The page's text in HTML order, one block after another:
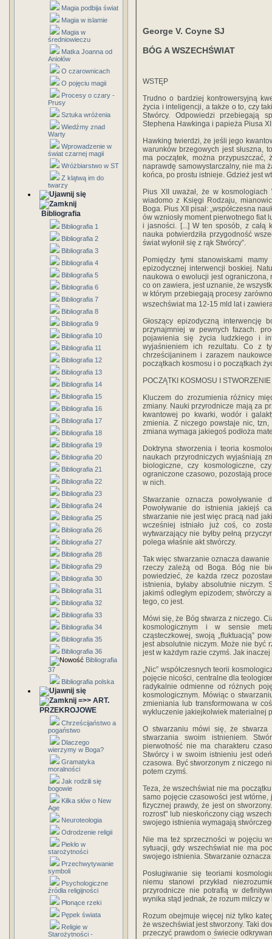
Magia podbija świat
Magia w islamie
Magia w
średniowieczu
Matka Joanna od
Aniołów
O czarownicach
O pojęciu magii
Procesy o czary -
Prusy
Sztuka wróżenia
Wiedźmy znad
Warty
Wprowadzenie w
świat czarnej magii
Wróżbiarstwo w ST
Z klątwą im do
twarzy
Bibliografia
Bibliografia 1
Bibliografia 2
Bibliografia 3
Bibliografia 4
Bibliografia 5
Bibliografia 6
Bibliografia 7
Bibliografia 8
Bibliografia 9
Bibliografia 10
Bibliografia 11
Bibliografia 12
Bibliografia 13
Bibliografia 14
Bibliografia 15
Bibliografia 16
Bibliografia 17
Bibliografia 18
Bibliografia 19
Bibliografia 20
Bibliografia 21
Bibliografia 22
Bibliografia 23
Bibliografia 24
Bibliografia 25
Bibliografia 26
Bibliografia 27
Bibliografia 28
Bibliografia 29
Bibliografia 30
Bibliografia 31
Bibliografia 32
Bibliografia 33
Bibliografia 34
Bibliografia 35
Bibliografia 36
Bibliografia
37
Bibliografia polska
=>> ART.
PRZEKROJOWE
Chrześcijaństwo a
pogaństwo
Dlaczego
wierzymy w Boga?
Gramatyka
moralności
Jak rodzili się
bogowie
Kilka słów o New
Age
Neuroteologia
Odrodzenie religii
Piekło w
starożytności
Przechwytywanie
symboli
Psychologiczne
źródła religijności
Płonące rzeki
Pępek świata
Religie w
Starożytności -
George V. Coyne SJ
BÓG A WSZECHŚWIAT
WSTĘP
Trudno o bardziej kontrowersyjną
życia i inteligencji, a także o to, czy
Stwórcy. Odpowiedzi przebiegają
Stephena Hawkinga i papieża Piusa
Hawking twierdzi, że jeśli jego
warunków brzegowych jest słuszna,
ma początek, można
naprawdę samowystarczalny, nie ma
końca, po prostu istnieje. Gdzież jest
Pius XII uważał, że w
wiadomo z Księgi Rodzaju,
Boga. Pius XII pisał: „współczesna
ów wzniosły moment pierwotnego ﬁat
i jasności. [...] W ten sposób, z całą
nauka potwierdziła przygodność
świat wyłonił się z rąk Stwórcy”.
Pomiędzy tymi stanowiskami
epizodycznej interwencji boskiej.
naukowa o ewolucji jest ograniczona,
co on zawiera, jest uznanie, że
w którym przebiegają procesy
wszechświat ma 12-15 mld lat i
Głoszący epizodyczną interwencję
przynajmniej w pewnych fazach.
pojawienia się życia ludzkiego i
wyjaśnieniem ich rezultatu. Co z
chrześcijaninem i zarazem
początkach kosmosu i o początkach
POCZĄTKI KOSMOSU I STWORZENIE
Kluczem do zrozumienia różnicy
zmiany. Nauki przyrodnicze mają za
kwantowej po kwarki, wodór i
zmienia. Z niczego powstaje nic, tzn,
zmiana wymaga jakiegoś podłoża
Doktryna stworzenia i teoria
naukach przyrodniczych wyjaśniają
biologiczne, czy kosmologiczne,
ograniczone czasowo, pozostają
w nich.
Stwarzanie oznacza
Powoływanie do istnienia jakiejś
stwarzanie nie jest więc pracą nad
wcześniej istniało już coś, co
wytwarzający nie byłby pełną
polega właśnie akt stwórczy.
Tak więc stwarzanie oznacza
rzeczy zależą od Boga. Bóg nie
powiedzieć, że każda rzecz
istnienia, byłaby absolutnie niczym.
jakimś odległym epizodem; stwórczy
tego, co jest.
Mówi się, że Bóg stwarza z niczego.
kosmologicznym i w sensie
cząsteczkowej, swoją „ﬂuktuacją”
jest absolutnie niczym. Może nie być
jest w każdym razie czymś. Jak
„Nic” współczesnych teorii
pojęcie nicości, centralne dla
radykalnie odmienne od różnych
kosmologicznym. Mówiąc o
zmieniania lub transformowana w
wykluczenie jakiejkolwiek materialnej
O stwarzaniu mówi się, że
stwarzania swoim istnieniem.
pierwotność nie ma charakteru
Stwórcy i w swoim istnieniu jest
czasowa. Być stworzonym z niczego
potem czymś.
Teza, że wszechświat nie ma
samo pojęcie czasowości jest
fizycznej prawdy, że jest on
rozrost" lub nieskończony ciąg
swojego istnienia wymagają
Nie ma też sprzeczności w pojęciu
sytuacji, gdy wszechświat nie ma
swojego istnienia. Stwarzanie
Posługiwanie się teoriami
niemu stanowi przykład
przyrodnicze nie potrafią w
wynika stąd jednak, że rozum milczy
Rozum obejmuje więcej niż tylko
że wszechświat jest stworzony. Taki
przeczyć prawdom o świecie